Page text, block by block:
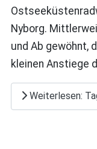
Nyborg.
und Ab gewöhnt,
kleinen Anstiege
Weiterlesen: